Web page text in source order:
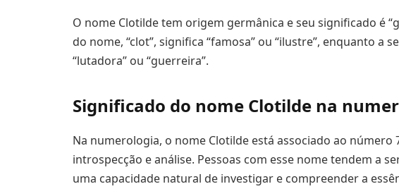
O nome Clotilde tem origem germânica e seu significado é
do nome, “clot”, significa “famosa” ou “ilustre”, enquanto a
“lutadora” ou “guerreira”.
Significado do nome Clotilde na
Na numerologia, o nome Clotilde está associado ao número
introspecção e análise. Pessoas com esse nome tendem a
uma capacidade natural de investigar e compreender a